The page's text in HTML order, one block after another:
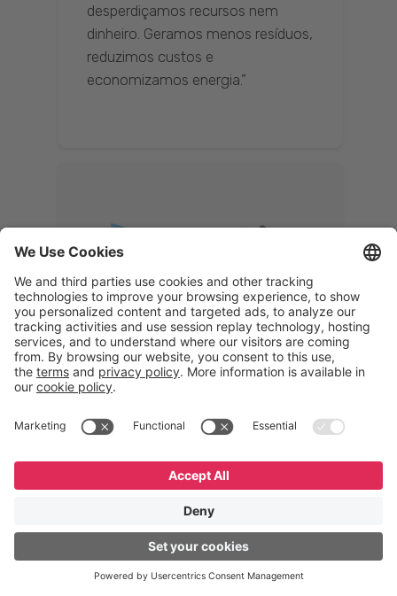
desperdiçamos recursos nem
dinheiro. Geramos menos resíduos,
reduzimos custos e
economizamos energia.”
Memphis
Eduardo Ribeiro
CEO
uma solução 360°, que permite
logística reversa. Podemos
verificar, analisar, recondicionar e
reintegrar equipamentos à cadeia,